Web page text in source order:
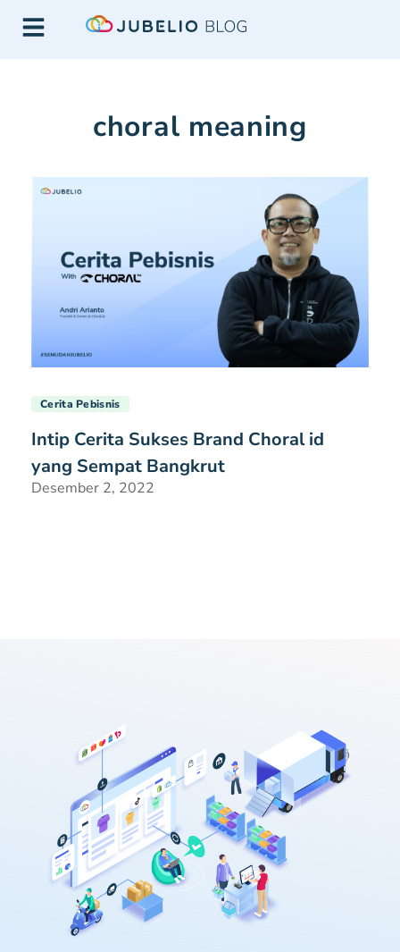
choral meaning
Cerita Pebisnis
Intip Cerita Sukses Brand Choral id
yang Sempat Bangkrut
Desember 2, 2022